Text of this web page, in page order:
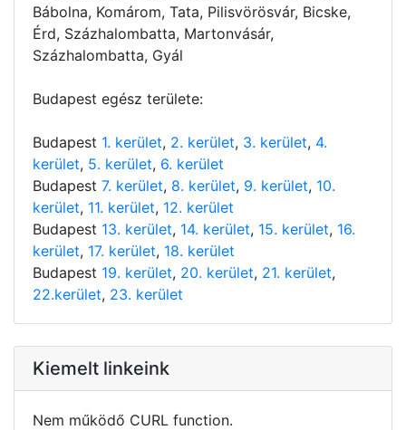
Bábolna, Komárom, Tata, Pilisvörösvár, Bicske,
Érd, Százhalombatta, Martonvásár,
Százhalombatta, Gyál
Budapest egész területe:
Budapest 1. kerület, 2. kerület, 3. kerület, 4.
kerület, 5. kerület, 6. kerület
Budapest 7. kerület, 8. kerület, 9. kerület, 10.
kerület, 11. kerület, 12. kerület
Budapest 13. kerület, 14. kerület, 15. kerület, 16.
kerület, 17. kerület, 18. kerület
Budapest 19. kerület, 20. kerület, 21. kerület,
22.kerület, 23. kerület
Kiemelt linkeink
Nem működő CURL function.